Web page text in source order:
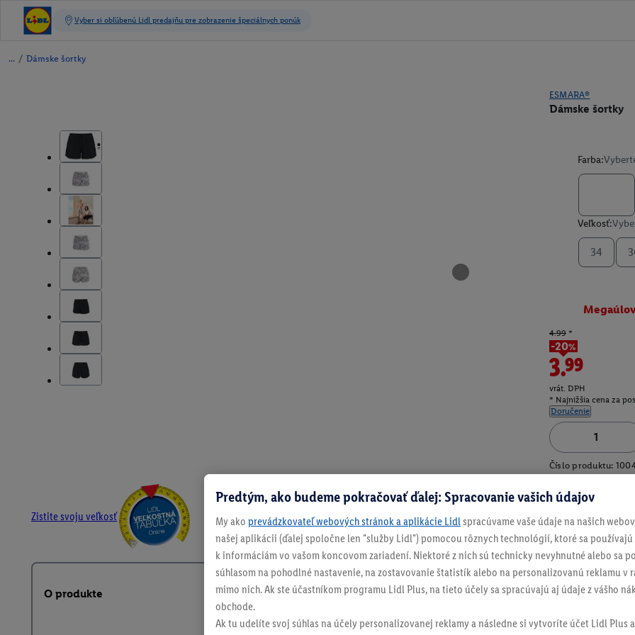
/ Dámske šortky
ESMARA®
Dámske šortky
Farba:
Veľkosť:
34
4.99*
-20%
3.99
vrát. DPH
* Najnižšia cena za
Doručenie
Číslo produktu:
Zistite svoju veľkosť
O produkte
Predtým, ako budeme pokračovať ďalej: Spracovanie vašich údajov
My ako prevádzkovateľ webových stránok a aplikácie Lidl spracúvame vaše údaje na našich
našej aplikácii (ďalej spoločne len "služby Lidl") pomocou rôznych technológií, ktoré sa
k informáciám vo vašom koncovom zariadení. Niektoré z nich sú technicky nevyhnutné alebo sa
súhlasom na pohodlné nastavenie, na zostavovanie štatistík alebo na personalizovanú reklamu v
mimo nich. Ak ste účastníkom programu Lidl Plus, na tieto účely sa spracúvajú aj údaje z vášho
obchode.
Ak tu udelíte svoj súhlas na účely personalizovanej reklamy a následne si vytvoríte účet Lidl Plus